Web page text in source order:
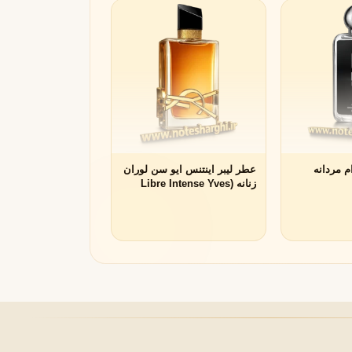
۹ پی ام مردانه
عطر لیبر اینتنس ایو سن لوران
زنانه (Libre Intense Yves